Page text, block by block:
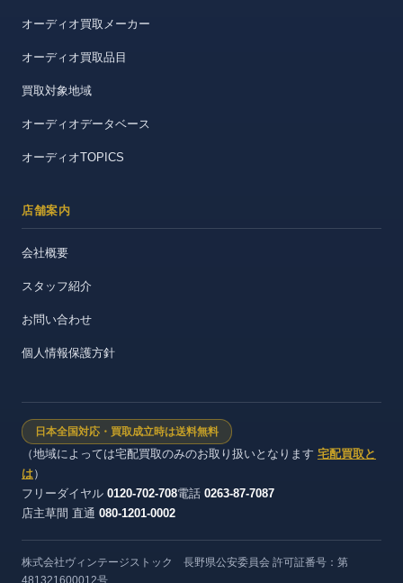
オーディオ買取メーカー
オーディオ買取品目
買取対象地域
オーディオデータベース
オーディオTOPICS
店舗案内
会社概要
スタッフ紹介
お問い合わせ
個人情報保護方針
日本全国対応・買取成立時は送料無料
（地域によっては宅配買取のみのお取り扱いとなります 宅配買取と
は）
フリーダイヤル 0120-702-708電話 0263-87-7087
店主草間 直通 080-1201-0002
株式会社ヴィンテージストック 長野県公安委員会 許可証番号：第
481321600012号